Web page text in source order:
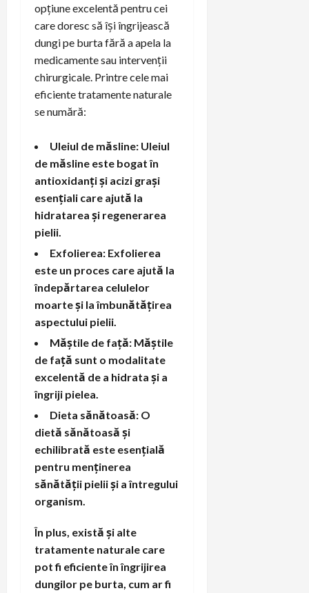
opțiune excelentă pentru cei
care doresc să își îngrijească
dungi pe burta fără a apela la
medicamente sau intervenții
chirurgicale. Printre cele mai
eficiente tratamente naturale
se numără:
Uleiul de măsline: Uleiul
de măsline este bogat în
antioxidanți și acizi grași
esențiali care ajută la
hidratarea și regenerarea
pielii.
Exfolierea: Exfolierea
este un proces care ajută la
îndepărtarea celulelor
moarte și la îmbunătățirea
aspectului pielii.
Măștile de față: Măștile
de față sunt o modalitate
excelentă de a hidrata și a
îngriji pielea.
Dieta sănătoasă: O
dietă sănătoasă și
echilibrată este esențială
pentru menținerea
sănătății pielii și a întregului
organism.
În plus, există și alte
tratamente naturale care
pot fi eficiente în îngrijirea
dungilor pe burta, cum ar fi